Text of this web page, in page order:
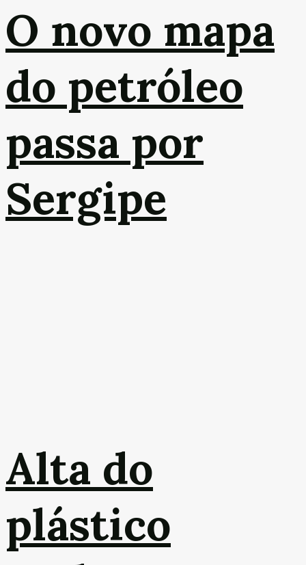
O novo mapa
do petróleo
passa por
Sergipe
Alta do
plástico